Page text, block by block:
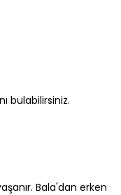
bulabilirsiniz.
Bala'dan erken